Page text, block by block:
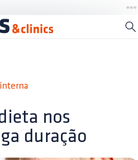
nos
duração